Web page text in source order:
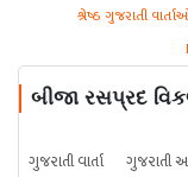
શ્રેષ્ઠ ગુજરાતી
બીજા રસપ્રદ
ગુજરાતી વાર્તા ગુજરાતી